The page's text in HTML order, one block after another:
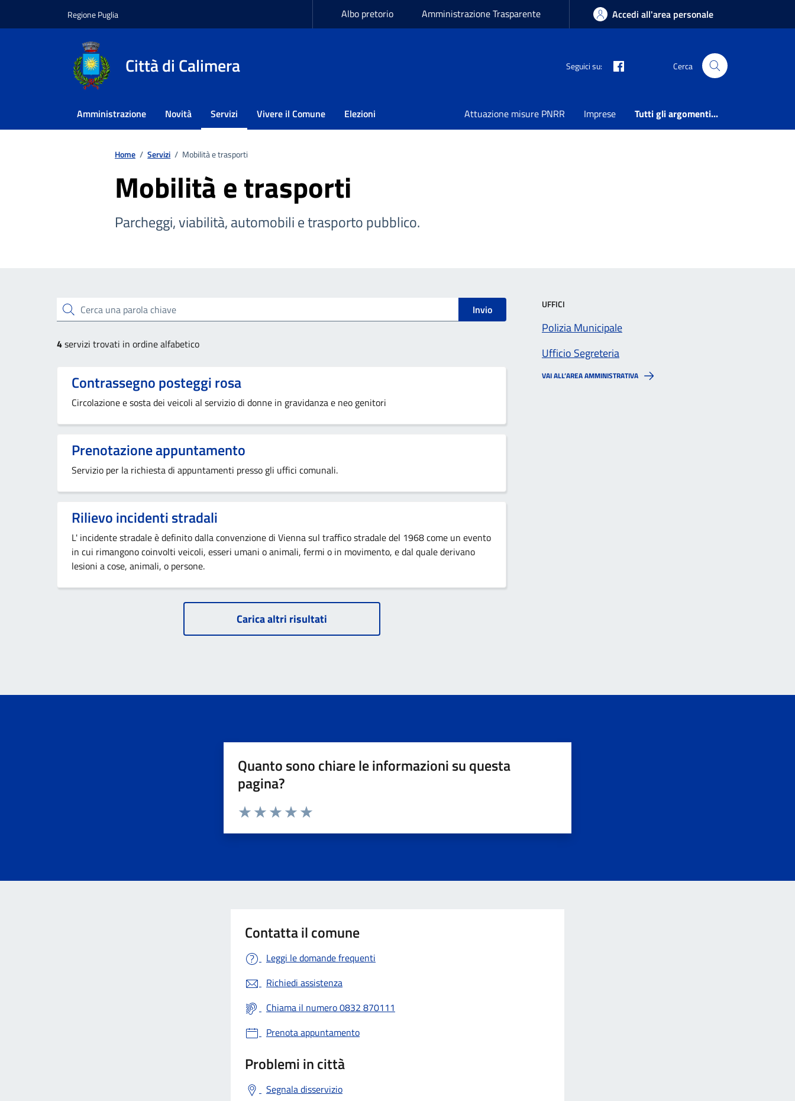
Regione Puglia Albo pretorio Amministrazione Trasparente Accedi all'area personale
Città di Calimera Seguici su: Cerca
Amministrazione Novità Servizi Vivere il Comune Elezioni Attuazione misure PNRR Imprese Tutti gli argomenti...
Home / Servizi / Mobilità e trasporti
Mobilità e trasporti
Parcheggi, viabilità, automobili e trasporto pubblico.
Cerca una parola chiave Invio
4servizi trovati in ordine alfabetico
Contrassegno posteggi rosa
Circolazione e sosta dei veicoli al servizio di donne in gravidanza e neo genitori
Prenotazione appuntamento
Servizio per la richiesta di appuntamenti presso gli uffici comunali.
Rilievo incidenti stradali
L' incidente stradale è definito dalla convenzione di Vienna sul traffico stradale del 1968 come un evento
in cui rimangono coinvolti veicoli, esseri umani o animali, fermi o in movimento, e dal quale derivano
lesioni a cose, animali, o persone.
Carica altri risultati
UFFICI
Polizia Municipale
Ufficio Segreteria
VAI ALL’AREA AMMINISTRATIVA
Quanto sono chiare le informazioni su questa
pagina?
Contatta il comune
Leggi le domande frequenti
Richiedi assistenza
Chiama il numero 0832 870111
Prenota appuntamento
Problemi in città
Segnala disservizio